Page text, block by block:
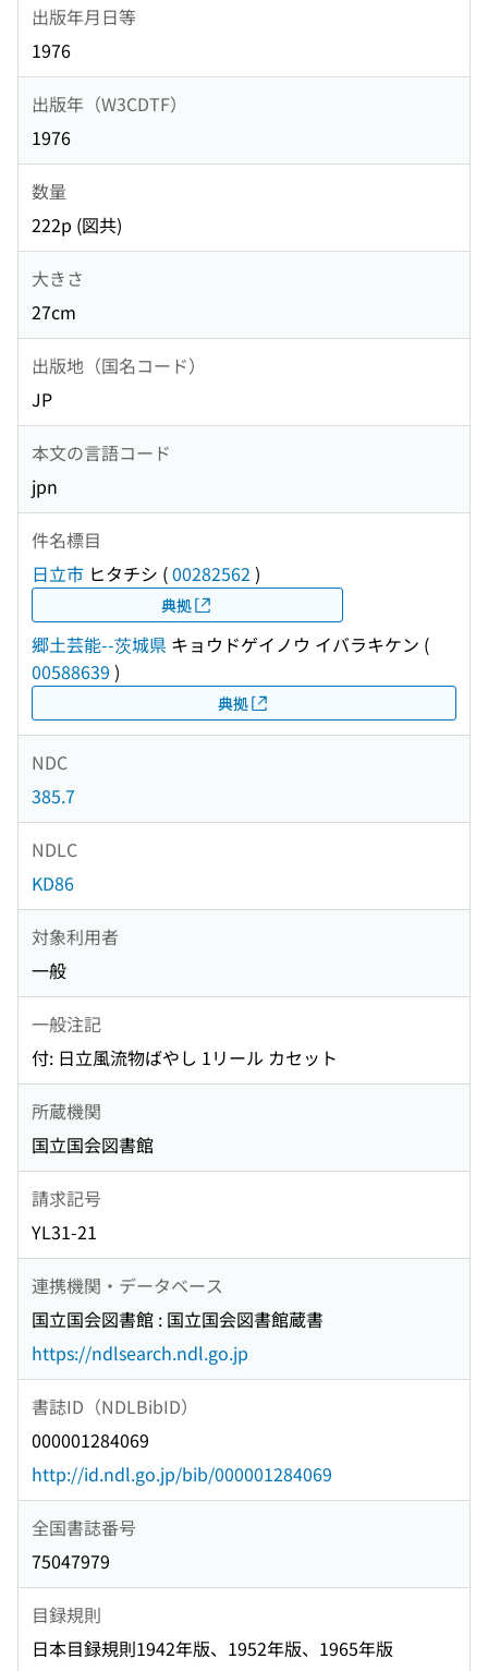
出版年月日等
1976
出版年（W3CDTF）
1976
数量
222p (図共)
大きさ
27cm
出版地（国名コード）
JP
本文の言語コード
jpn
件名標目
日立市 ヒタチシ (00282562 )
典拠
郷土芸能--茨城県 キョウドゲイノウ イバラキケン (
00588639 )
典拠
NDC
385.7
NDLC
KD86
対象利用者
一般
一般注記
付: 日立風流物ばやし 1リール カセット
所蔵機関
国立国会図書館
請求記号
YL31-21
連携機関・データベース
国立国会図書館 : 国立国会図書館蔵書
https://ndlsearch.ndl.go.jp
書誌ID（NDLBibID）
000001284069
http://id.ndl.go.jp/bib/000001284069
全国書誌番号
75047979
目録規則
日本目録規則1942年版、1952年版、1965年版